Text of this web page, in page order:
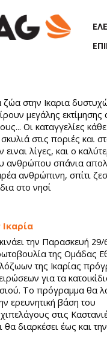
ζώα στην Ικαρια
μεγάλης εκτίμησης
Οι καταγγελίες
στις ποριές και
ειναι λίγες, και ο
ανθρώπου σπάνια
ανθρώπινη, σπίτι
στο νησί
την Παρασκευή 29/
της Ομάδας
της Ικαρίας
για τα
Το πρόγραμμα θα
ερευνητική βάση του
στις
θα διαρκέσει έως και